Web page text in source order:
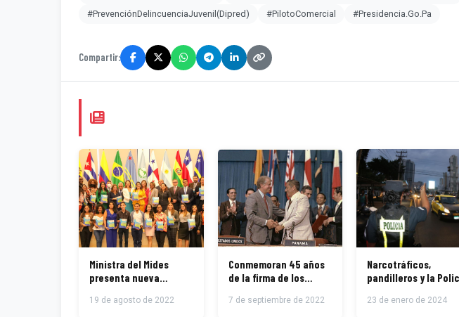
#PrevenciónDelincuenciaJuvenil(Dipred)
#PilotoComercial #Presidencia.Go.Pa
Compartir:
Ministra del Mides
presenta nueva
Juventud en Panamá
19 de agosto de 2022
Conmemoran 45 años
de la firma de los
Carter
7 de septiembre de 2022
Narcotráficos,
pandilleros y la
23 de enero de 2024